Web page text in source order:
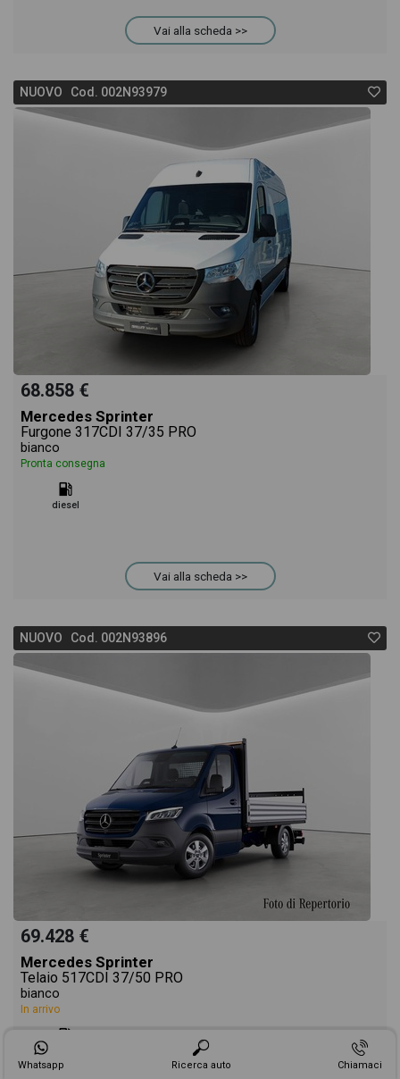
Vai alla scheda >>
NUOVO Cod. 002N93979
68.858 €
Mercedes Sprinter
Furgone 317CDI 37/35 PRO
bianco
Pronta consegna
diesel
Vai alla scheda >>
NUOVO Cod. 002N93896
69.428 €
Mercedes Sprinter
Telaio 517CDI 37/50 PRO
bianco
In arrivo
Whatsapp
Ricerca auto Chiamaci